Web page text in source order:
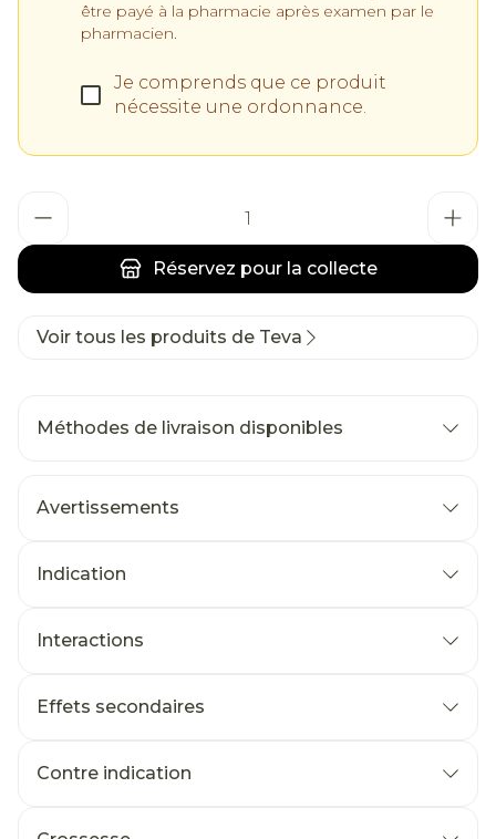
être payé à la pharmacie après examen par le
pharmacien.
Je comprends que ce produit
nécessite une ordonnance.
Réservez pour la collecte
Voir tous les produits de Teva
Méthodes de livraison disponibles
Avertissements
Indication
Interactions
Effets secondaires
Contre indication